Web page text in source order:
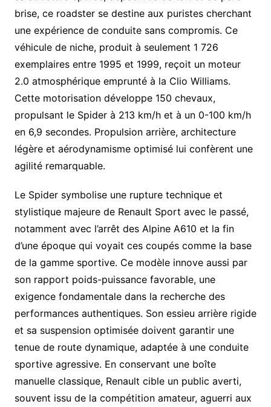
brise, ce roadster se destine aux puristes cherchant
une expérience de conduite sans compromis. Ce
véhicule de niche, produit à seulement 1 726
exemplaires entre 1995 et 1999, reçoit un moteur
2.0 atmosphérique emprunté à la Clio Williams.
Cette motorisation développe 150 chevaux,
propulsant le Spider à 213 km/h et à un 0-100 km/h
en 6,9 secondes. Propulsion arrière, architecture
légère et aérodynamisme optimisé lui confèrent une
agilité remarquable.
Le Spider symbolise une rupture technique et
stylistique majeure de Renault Sport avec le passé,
notamment avec l’arrêt des Alpine A610 et la fin
d’une époque qui voyait ces coupés comme la base
de la gamme sportive. Ce modèle innove aussi par
son rapport poids-puissance favorable, une
exigence fondamentale dans la recherche des
performances authentiques. Son essieu arrière rigide
et sa suspension optimisée doivent garantir une
tenue de route dynamique, adaptée à une conduite
sportive agressive. En conservant une boîte
manuelle classique, Renault cible un public averti,
souvent issu de la compétition amateur, aguerri aux